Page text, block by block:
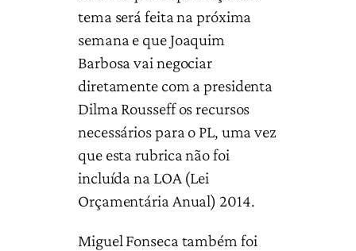
tema será feita na próxima
semana e que Joaquim
Barbosa vai negociar
diretamente com a presidenta
Dilma Rousseff os recursos
necessários para o PL, uma vez
que esta rubrica não foi
incluída na LOA (Lei
Orçamentária Anual) 2014.
Miguel Fonseca também foi